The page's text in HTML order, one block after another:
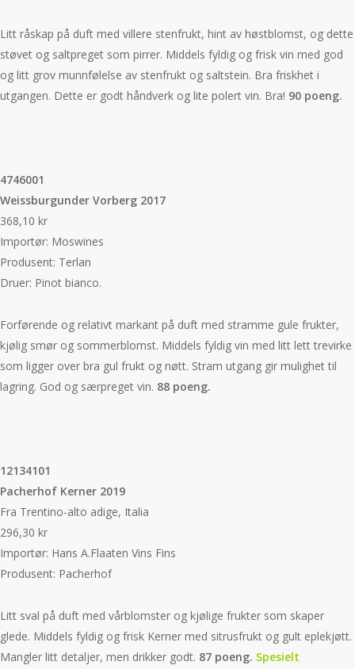
Litt råskap på duft med villere stenfrukt, hint av høstblomst, og dette
støvet og saltpreget som pirrer. Middels fyldig og frisk vin med god
og litt grov munnfølelse av stenfrukt og saltstein. Bra friskhet i
utgangen. Dette er godt håndverk og lite polert vin. Bra! 90 poeng.
4746001
Weissburgunder Vorberg 2017
368,10 kr
Importør: Moswines
Produsent: Terlan
Druer: Pinot bianco.
Forførende og relativt markant på duft med stramme gule frukter,
kjølig smør og sommerblomst. Middels fyldig vin med litt lett trevirke
som ligger over bra gul frukt og nøtt. Stram utgang gir mulighet til
lagring. God og særpreget vin. 88 poeng.
12134101
Pacherhof Kerner 2019
Fra Trentino-alto adige, Italia
296,30 kr
Importør: Hans A.Flaaten Vins Fins
Produsent: Pacherhof
Litt sval på duft med vårblomster og kjølige frukter som skaper
glede. Middels fyldig og frisk Kerner med sitrusfrukt og gult eplekjøtt.
Mangler litt detaljer, men drikker godt. 87 poeng. Spesielt